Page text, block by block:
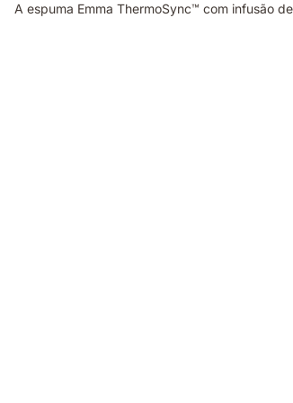
A espuma Emma ThermoSync™ com infusão